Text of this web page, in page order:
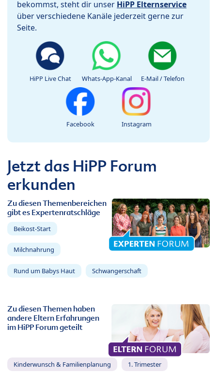
bekommst, steht dir unser HiPP Elternservice
über verschiedene Kanäle jederzeit gerne zur
Seite.
HiPP Live Chat Whats-App-Kanal E-Mail / Telefon
Facebook Instagram
Jetzt das HiPP Forum
erkunden
Zu diesen Themenbereichen
gibt es Expertenratschläge
Beikost-Start
Milchnahrung
Rund um Babys Haut Schwangerschaft
Zu diesen Themen haben
andere Eltern Erfahrungen
im HiPP Forum geteilt
Kinderwunsch & Familienplanung 1. Trimester